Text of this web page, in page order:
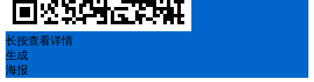
长按查看详情
生成
海报